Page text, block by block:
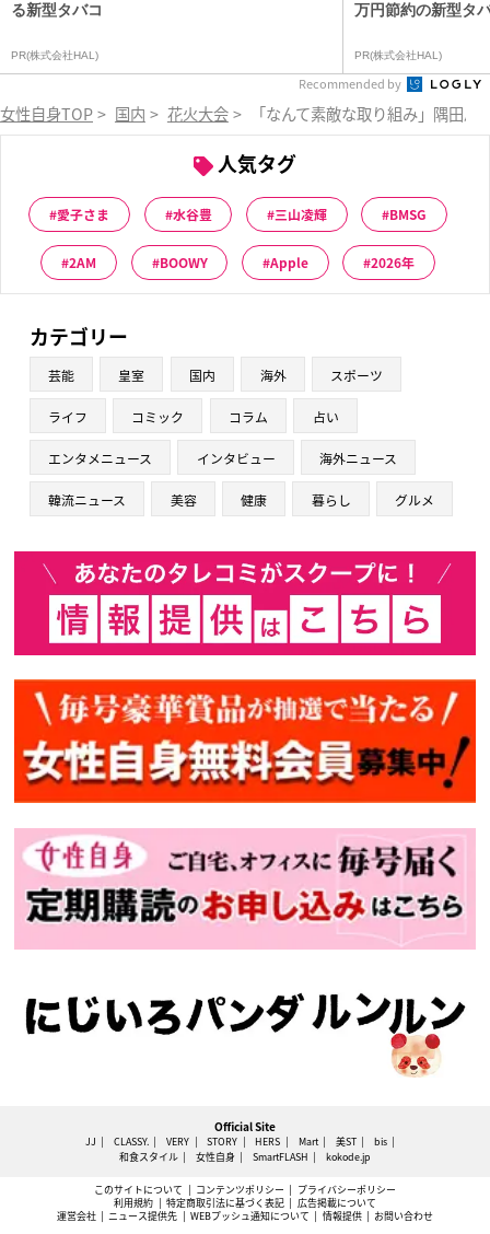
る新型タバコ
PR(株式会社HAL)
万円節約の新型タ
PR(株式会社HAL)
Recommended by
女性自身TOP > 国内 > 花火大会 > 「なんて素敵な取り組み」隅田
人気タグ
愛子さま 水谷豊 三山凌輝 BMSG
2AM BOOWY Apple 2026年
カテゴリー
芸能 皇室 国内 海外 スポーツ
ライフ コミック コラム 占い
エンタメニュース インタビュー 海外ニュース
韓流ニュース 美容 健康 暮らし グルメ
Official Site
JJ CLASSY. VERY STORY HERS Mart 美ST
bis
和食スタイル
女性自身 SmartFLASH kokode.jp
このサイトについて コンテンツポリシー
プライバシーポリシー
利用規約
特定商取引法に基づく表記
広告掲載について
運営会社
ニュース提供先 WEBプッシュ通知について 情報提供 お問い合わせ